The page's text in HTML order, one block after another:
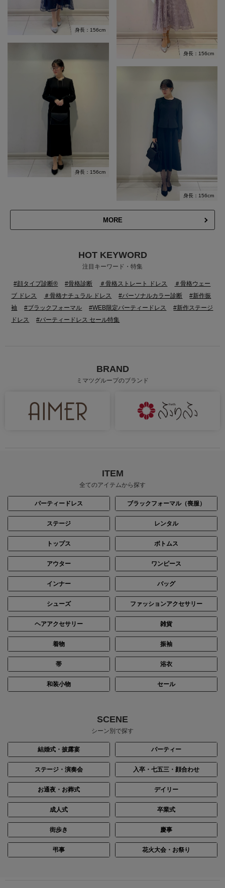
身長：156cm
身長：156cm
身長：156cm
身長：156cm
MORE
HOT KEYWORD
注目キーワード・特集
#顔タイプ診断® #骨格診断 ＃骨格ストレート ドレス
＃骨格ウェー
ブ ドレス
＃骨格ナチュラル ドレス #パーソナルカラー診断
#新作振
袖
#ブラックフォーマル #WEB限定パーティードレス
#新作ステージ
ドレス
#パーティードレス セール特集
BRAND
ミマツグループのブランド
ITEM
全てのアイテムから探す
パーティードレス ブラックフォーマル（喪服）
ステージ レンタル
トップス ボトムス
アウター ワンピース
インナー バッグ
シューズ ファッションアクセサリー
ヘアアクセサリー 雑貨
着物 振袖
帯 浴衣
和装小物 セール
SCENE
シーン別で探す
結婚式・披露宴 パーティー
ステージ・演奏会 入卒・七五三・顔合わせ
お通夜・お葬式 デイリー
成人式 卒業式
街歩き 慶事
弔事 花火大会・お祭り